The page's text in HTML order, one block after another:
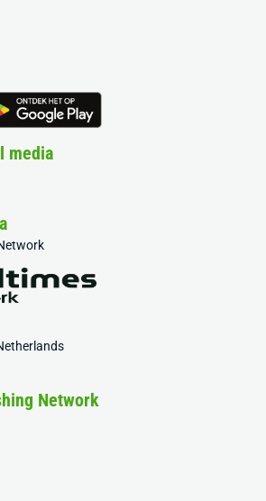
media
Network